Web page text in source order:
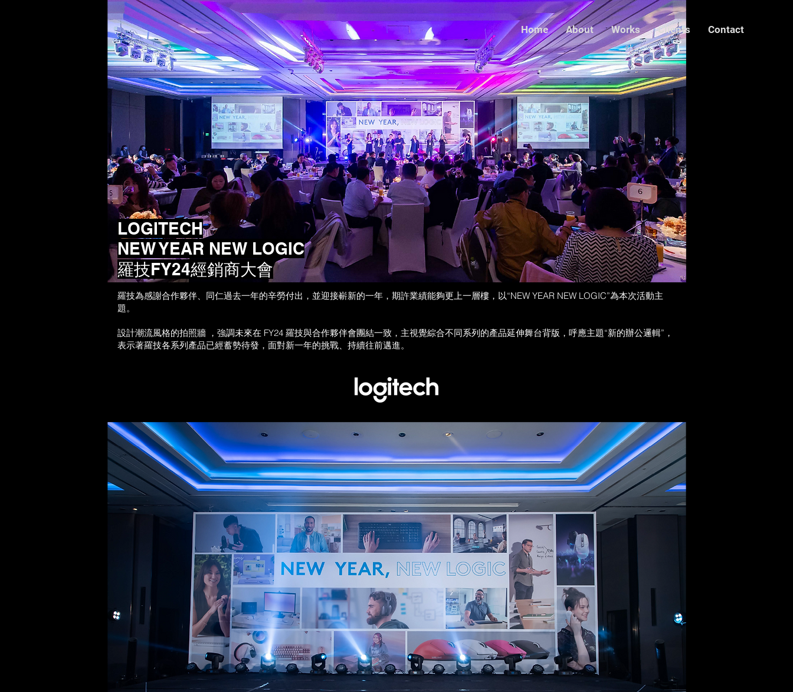
Home About Works Clients Contact
LOGITECH
NEW YEAR NEW LOGIC
羅技FY24經銷商大會
羅技為感謝合作夥伴、同仁過去一年的辛勞付出，並迎接嶄新的一年，期許業績能夠更上一層樓，以“NEW YEAR NEW LOGIC”為本次活動主
題。
設計潮流風格的拍照牆 ，強調未來在 FY24 羅技與合作夥伴會團結一致，主視覺綜合不同系列的產品延伸舞台背版，呼應主題“新的辦公邏輯”，
表示著羅技各系列產品已經蓄勢待發，面對新一年的挑戰、持續往前邁進。